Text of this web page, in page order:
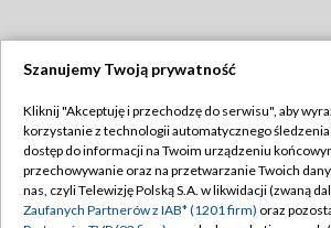
TVP
Abonament TVP
Emisja w TVP
Regulamin TVP
Polityka
Szanujemy Twoją prywatność
Kliknij "Akceptuję i przechodzę do serwisu", aby
korzystanie z technologii automatycznego śledzenia
dostęp do informacji na Twoim urządzeniu
przechowywanie oraz na przetwarzanie Twoich
nas, czyli Telewizję Polską S.A. w likwidacji (zwaną
Zaufanych Partnerów z IAB* (1201 firm) oraz